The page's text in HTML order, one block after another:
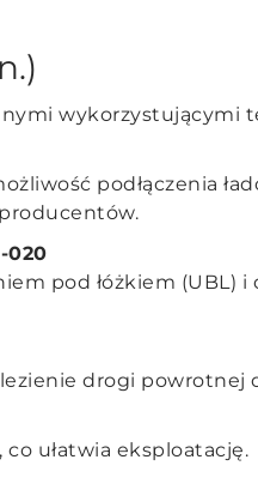
wykorzystującymi
podłączenia
020
pod łóżkiem (UBL) i
drogi powrotnej
ułatwia eksploatację.